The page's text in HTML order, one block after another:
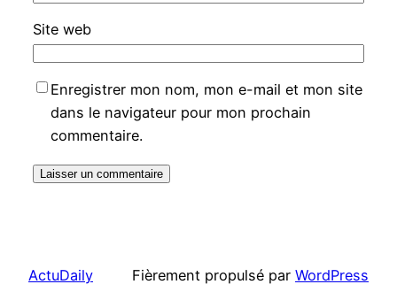
Site web
Enregistrer mon nom, mon e-mail et mon site
dans le navigateur pour mon prochain
commentaire.
ActuDaily Fièrement propulsé par WordPress